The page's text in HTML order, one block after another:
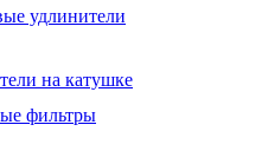
удлинители
на катушке
фильтры